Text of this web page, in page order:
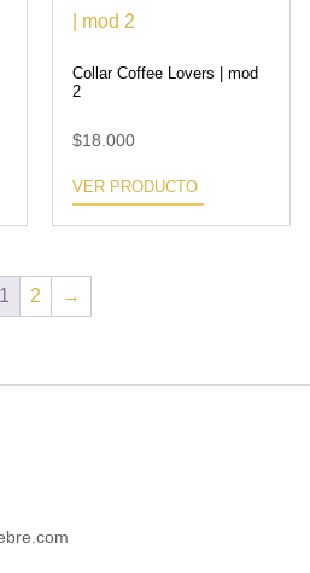
Collar Coffee Lovers | mod
2
$18.000
VER PRODUCTO
1 2 →